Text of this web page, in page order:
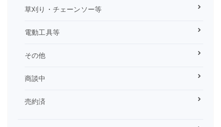
草刈り・チェーンソー等
電動工具等
その他
商談中
売約済